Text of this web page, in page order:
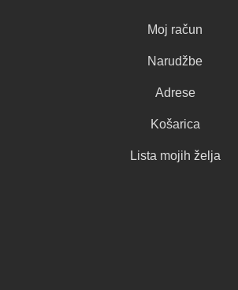
Moj račun
Narudžbe
Adrese
Košarica
Lista mojih želja